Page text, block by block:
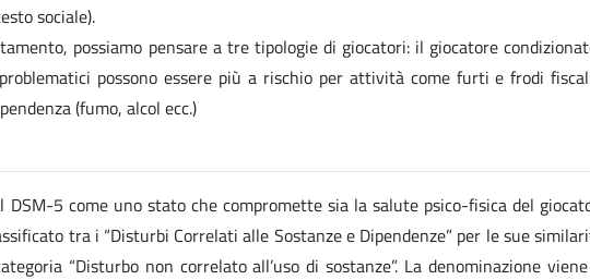
sociale).
possiamo pensare a tre tipologie di giocatori: il giocatore
possono essere più a rischio per attività come furti e frodi
(fumo, alcol ecc.)
DSM-5 come uno stato che compromette sia la salute psico-fisica del
tra i “Disturbi Correlati alle Sostanze e Dipendenze” per le sue
“Disturbo non correlato all’uso di sostanze”. La denominazione